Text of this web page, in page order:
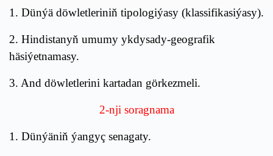
1. Dünýä döwletleriniň tipologiýasy (klassifikasiýasy).
2. Hindistanyň umumy ykdysady-geografik
häsiýetnamasy.
3. And döwletlerini kartadan görkezmeli.
2-nji soragnama
1. Dünýäniň ýangyç senagaty.